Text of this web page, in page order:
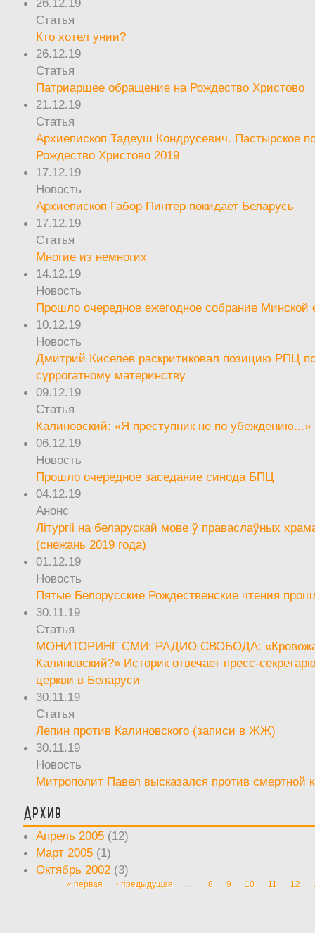
Статья
Кто хотел унии?
26.12.19
Статья
Патриаршее обращение на Рождество Христово
21.12.19
Статья
Архиепископ Тадеуш Кондрусевич. Пастырское
Рождество Христово 2019
17.12.19
Новость
Архиепископ Габор Пинтер покидает Беларусь
17.12.19
Статья
Многие из немногих
14.12.19
Новость
Прошло очередное ежегодное собрание
10.12.19
Новость
Дмитрий Киселев раскритиковал позицию РПЦ
суррогатному материнству
09.12.19
Статья
Калиновский: «Я преступник не по убеждению...»
06.12.19
Новость
Прошло очередное заседание синода БПЦ
04.12.19
Анонс
Літургіі на беларускай мове ў праваслаўных
(снежань 2019 года)
01.12.19
Новость
Пятые Белорусские Рождественские чтения
30.11.19
Статья
МОНИТОРИНГ СМИ: РАДИО СВОБОДА:
Калиновский?» Историк отвечает пресс-
церкви в Беларуси
30.11.19
Статья
Лепин против Калиновского (записи в ЖЖ)
30.11.19
Новость
Митрополит Павел высказался против смертной
Архив
Апрель 2005 (12)
Март 2005 (1)
Октябрь 2002 (3)
Страницы
« первая ‹ предыдущая … 8 9 10 11 12